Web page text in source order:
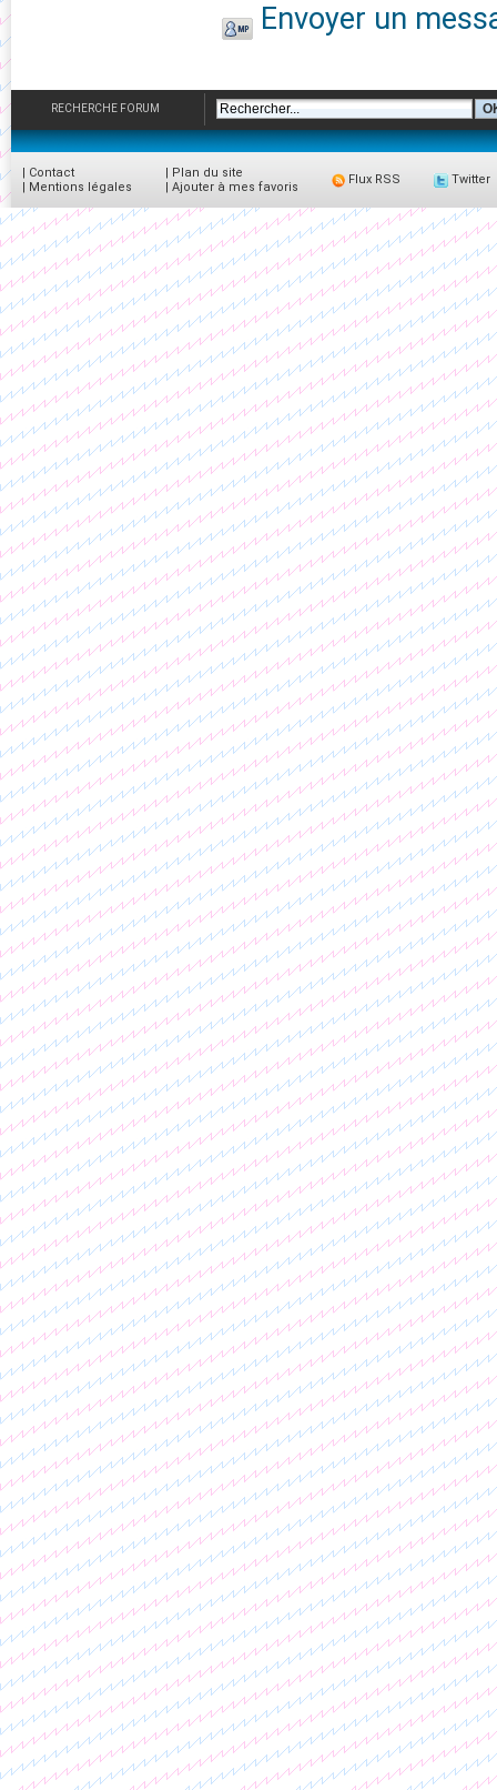
Envoyer un
RECHERCHE FORUM
| Contact
| Mentions légales
| Plan du site
| Ajouter à mes favoris
Flux RSS Twitter